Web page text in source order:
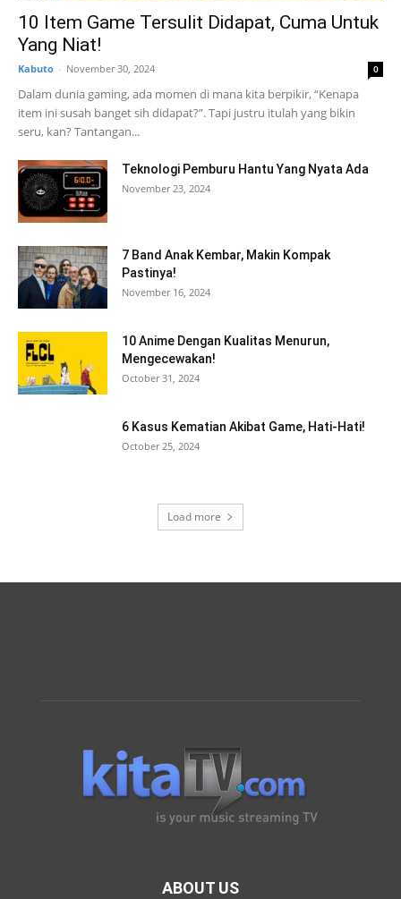
10 Item Game Tersulit Didapat, Cuma Untuk
Yang Niat!
Kabuto - November 30, 2024 0
Dalam dunia gaming, ada momen di mana kita berpikir, “Kenapa
item ini susah banget sih didapat?”. Tapi justru itulah yang bikin
seru, kan? Tantangan...
Teknologi Pemburu Hantu Yang Nyata Ada
November 23, 2024
7 Band Anak Kembar, Makin Kompak
Pastinya!
November 16, 2024
10 Anime Dengan Kualitas Menurun,
Mengecewakan!
October 31, 2024
6 Kasus Kematian Akibat Game, Hati-Hati!
October 25, 2024
Load more
ABOUT US